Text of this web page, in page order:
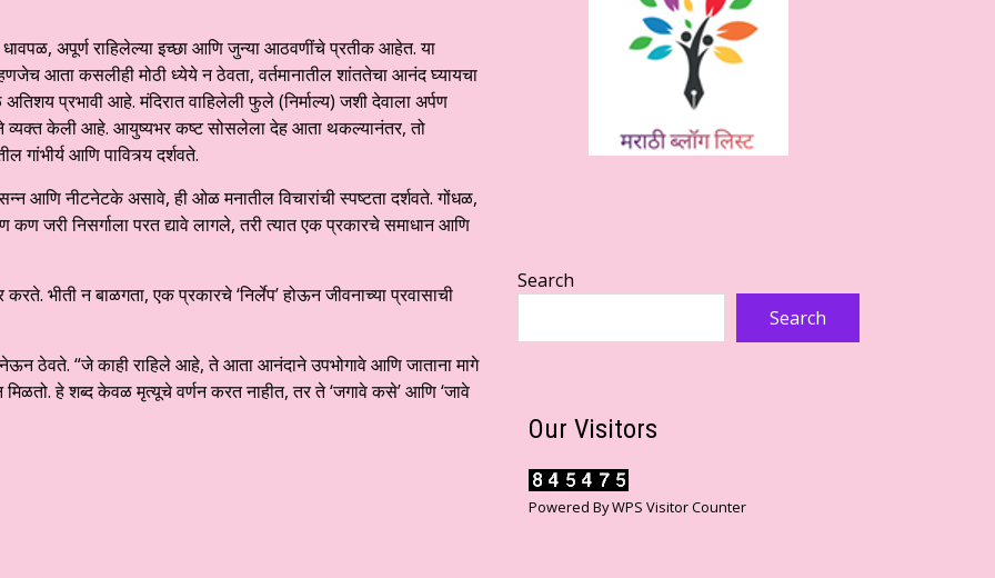
अपूर्ण राहिलेल्या इच्छा आणि जुन्या आठवणींचे प्रतीक आहेत. या
आता कसलीही मोठी ध्येये न ठेवता, वर्तमानातील शांततेचा आनंद घ्यायचा
प्रभावी आहे. मंदिरात वाहिलेली फुले (निर्माल्य) जशी देवाला अर्पण
व्यक्त केली आहे. आयुष्यभर कष्ट सोसलेला देह आता थकल्यानंतर, तो
गांभीर्य आणि पावित्र्य दर्शवते.
आणि नीटनेटके असावे, ही ओळ मनातील विचारांची स्पष्टता दर्शवते. गोंधळ,
जरी निसर्गाला परत द्यावे लागले, तरी त्यात एक प्रकारचे समाधान आणि
भीती न बाळगता, एक प्रकारचे ‘निर्लेप’ होऊन जीवनाच्या प्रवासाची
ठेवते. “जे काही राहिले आहे, ते आता आनंदाने उपभोगावे आणि जाताना मागे
हे शब्द केवळ मृत्यूचे वर्णन करत नाहीत, तर ते ‘जगावे कसे’ आणि ‘जावे
Search
Search
Our Visitors
Powered ByWPS Visitor Counter